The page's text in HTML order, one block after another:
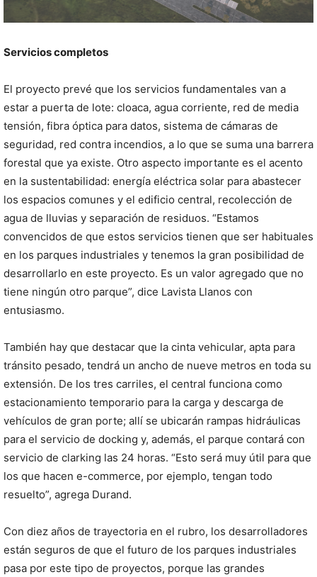
Servicios completos
El proyecto prevé que los servicios fundamentales van a
estar a puerta de lote: cloaca, agua corriente, red de media
tensión, fibra óptica para datos, sistema de cámaras de
seguridad, red contra incendios, a lo que se suma una barrera
forestal que ya existe. Otro aspecto importante es el acento
en la sustentabilidad: energía eléctrica solar para abastecer
los espacios comunes y el edificio central, recolección de
agua de lluvias y separación de residuos. “Estamos
convencidos de que estos servicios tienen que ser habituales
en los parques industriales y tenemos la gran posibilidad de
desarrollarlo en este proyecto. Es un valor agregado que no
tiene ningún otro parque”, dice Lavista Llanos con
entusiasmo.
También hay que destacar que la cinta vehicular, apta para
tránsito pesado, tendrá un ancho de nueve metros en toda su
extensión. De los tres carriles, el central funciona como
estacionamiento temporario para la carga y descarga de
vehículos de gran porte; allí se ubicarán rampas hidráulicas
para el servicio de docking y, además, el parque contará con
servicio de clarking las 24 horas. “Esto será muy útil para que
los que hacen e-commerce, por ejemplo, tengan todo
resuelto”, agrega Durand.
Con diez años de trayectoria en el rubro, los desarrolladores
están seguros de que el futuro de los parques industriales
pasa por este tipo de proyectos, porque las grandes